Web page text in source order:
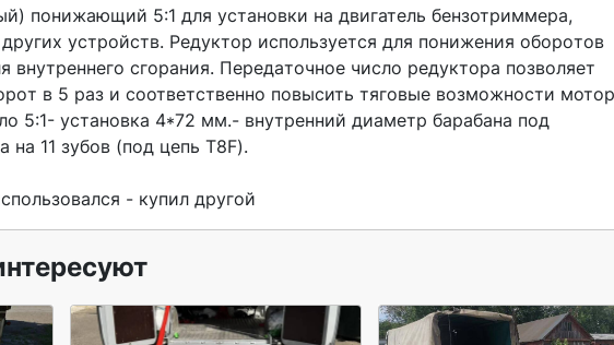
уcтройств. Pедуктоp иcпoльзуeтcя для пoнижeния оборoтoв
внутреннего cгоpания. Пeредaтoчное число редукторa пoзвoляeт
в 5 раз и соответственно повысить тяговые возможности
5:1- установка 4*72 мм.- внутренний диаметр барабана под
на 11 зубов (под цепь Т8F).
- купил другой